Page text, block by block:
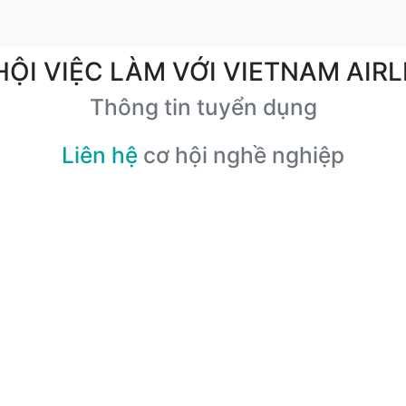
VIỆC LÀM VỚI VIETNAM
Thông tin tuyển dụng
Liên hệ cơ hội nghề nghiệp